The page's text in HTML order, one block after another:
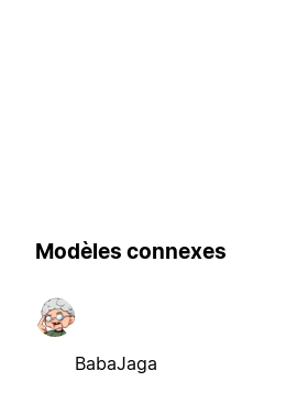
Modèles connexes
BabaJaga